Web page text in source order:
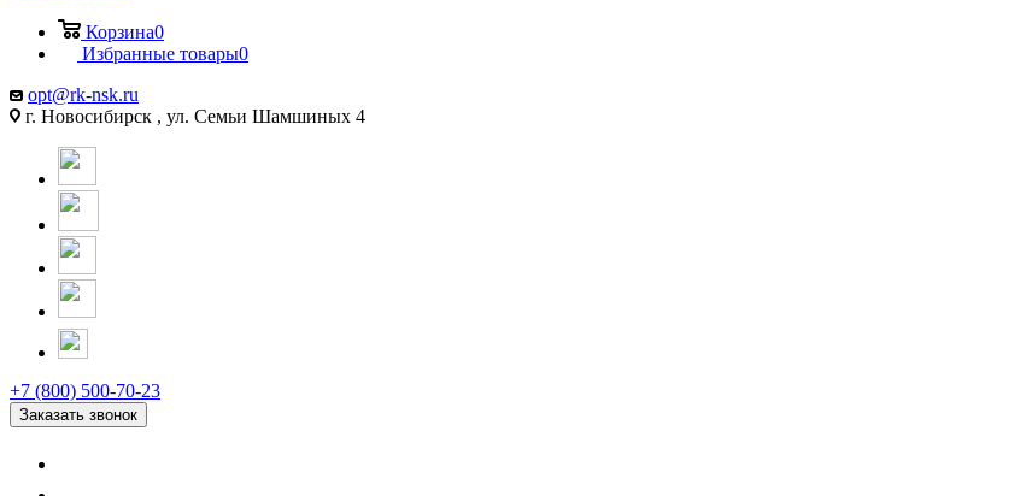
Корзина0
Избранные товары0
opt@rk-nsk.ru
г. Новосибирск , ул. Семьи Шамшиных 4
+7 (800) 500-70-23
Заказать звонок